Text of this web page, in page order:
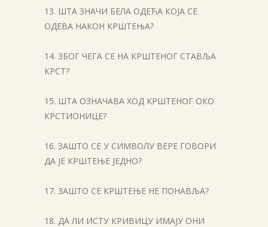
13. ШТА ЗНАЧИ БЕЛА ОДЕЋА КОЈА СЕ
ОДЕВА НАКОН КРШТЕЊА?
14. ЗБОГ ЧЕГА СЕ НА КРШТЕНОГ СТАВЉА
КРСТ?
15. ШТА ОЗНАЧАВА ХОД КРШТЕНОГ ОКО
КРСТИОНИЦЕ?
16. ЗАШТО СЕ У СИМВОЛУ ВЕРЕ ГОВОРИ
ДА ЈЕ КРШТЕЊЕ ЈЕДНО?
17. ЗАШТО СЕ КРШТЕЊЕ НЕ ПОНАВЉА?
18. ДА ЛИ ИСТУ КРИВИЦУ ИМАЈУ ОНИ